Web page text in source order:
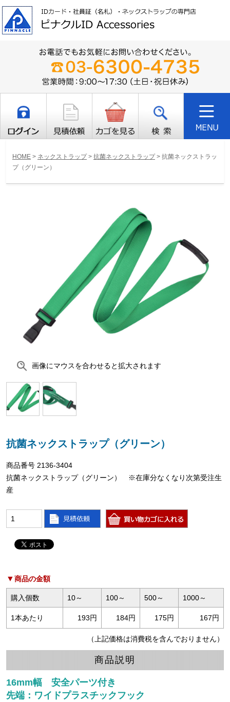
HOME > ネックストラップ> 抗菌ネックストラップ> 抗菌ネックストラッ
プ（グリーン）
画像にマウスを合わせると拡大されます
抗菌ネックストラップ（グリーン）
商品番号 2136-3404
抗菌ネックストラップ（グリーン） ※在庫分なくなり次第受注生
産
商品の金額
購入個数 10～ 100～ 500～ 1000～
1本あたり 193円 184円 175円 167円
（上記価格は消費税を含んでおりません）
商品説明
16mm幅 安全パーツ付き
先端：ワイドプラスチックフック